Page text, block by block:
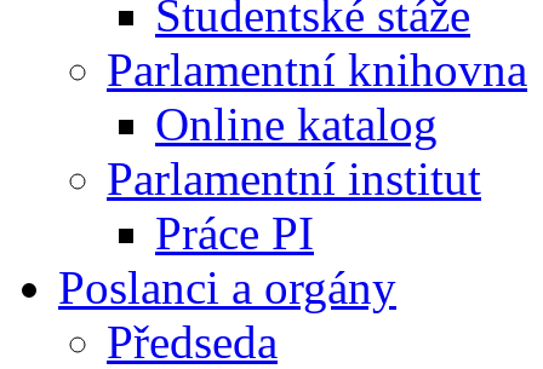
Studentské stáže
Parlamentní knihovna
Online katalog
Parlamentní institut
Práce PI
Poslanci a orgány
Předseda